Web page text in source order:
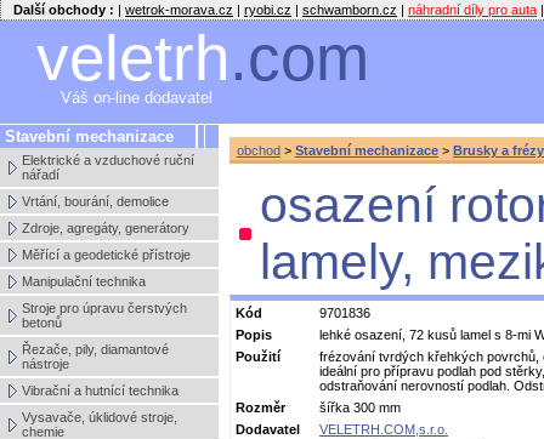
Další obchody : | wetrok-morava.cz | ryobi.cz | schwamborn.cz | náhradní díly pro auta |
veletrh.com
Váš on-line dodavatel
Stavební mechanizace
Elektrické a vzduchové ruční
nářadí
Vrtání, bourání, demolice
Zdroje, agregáty, generátory
Měřící a geodetické přístroje
Manipulační technika
Stroje pro úpravu čerstvých
betonů
Řezače, pily, diamantové
nástroje
Vibrační a hutnící technika
Vysavače, úklidové stroje,
chemie
obchod > Stavební mechanizace > Brusky a
osazení
lamely,
Kód
9701836
Popis
lehké osazení, 72 kusů lamel s 8-mi
Použití
frézování tvrdých křehkých povrchů,
ideální pro přípravu podlah pod
odstraňování nerovností podlah.
Rozměr
šířka 300 mm
Dodavatel
VELETRH.COM,s.r.o.